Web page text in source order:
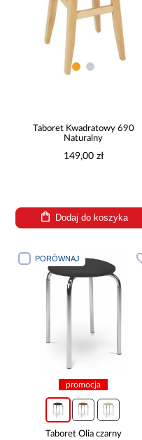
Taboret Kwadratowy 690
Naturalny
149,00 zł
Dodaj do koszyka
PORÓWNAJ
promocja
Taboret Olia czarny